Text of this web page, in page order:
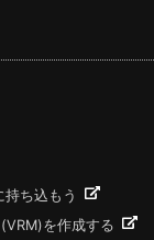
ち込もう
を作成する